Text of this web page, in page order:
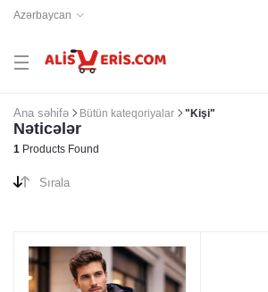
Azərbaycan
Ana səhifə Bütün kateqoriyalar "Kişi"
Nəticələr
1 Products Found
Sırala